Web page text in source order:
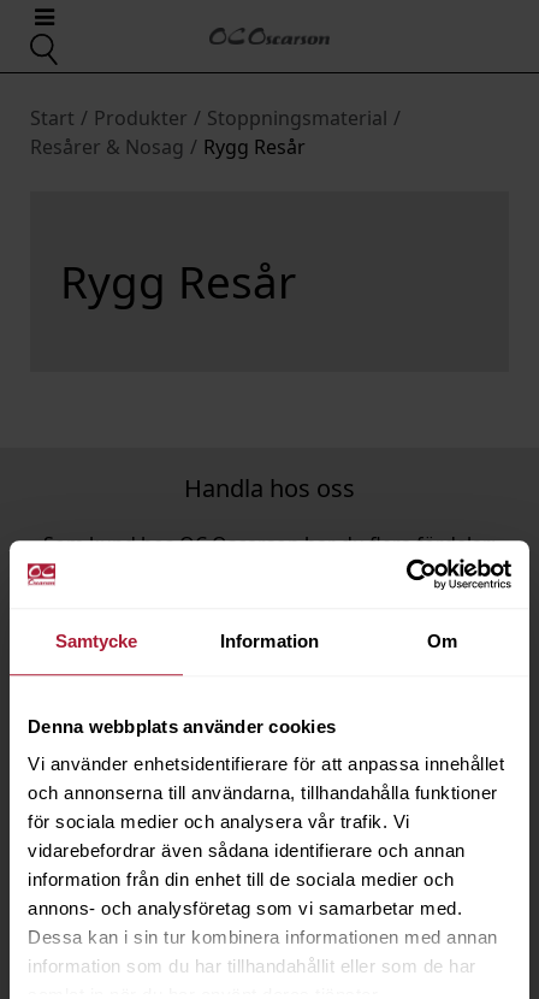
Samtycke Information Om
Denna webbplats använder cookies
Vi använder enhetsidentifierare för att anpassa innehållet
och annonserna till användarna, tillhandahålla funktioner
för sociala medier och analysera vår trafik. Vi
vidarebefordrar även sådana identifierare och annan
information från din enhet till de sociala medier och
annons- och analysföretag som vi samarbetar med.
Dessa kan i sin tur kombinera informationen med annan
information som du har tillhandahållit eller som de har
Start / Produkter / Stoppningsmaterial /
Resårer & Nosag / Rygg Resår
Rygg Resår
Handla hos oss
Som kund hos OC Oscarson har du flera fördelar:
Webb- och mobilshop
Lägg din order dygnet
runt
Snabba leveranser
De flesta ordrar
skickas samma dag
Förmånliga
Vi hjälper dig!